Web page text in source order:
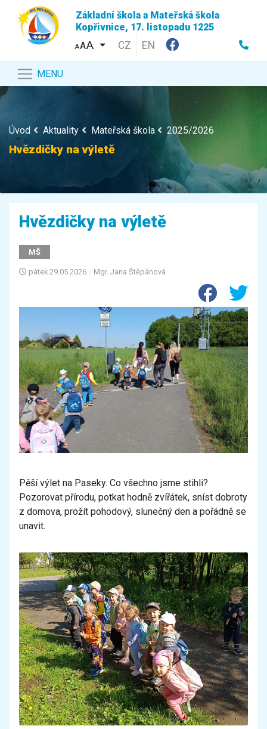
Základní škola a Mateřská škola
Kopřivnice, 17. listopadu 1225
AA CZ EN
MENU
Úvod Aktuality Mateřská škola 2025/2026
Hvězdičky na výletě
Hvězdičky na výletě
MŠ
pátek 29.05.2026 | Mgr. Jana Štěpánová
Pěší výlet na Paseky. Co všechno jsme stihli?
Pozorovat přírodu, potkat hodně zvířátek, sníst dobroty
z domova, prožít pohodový, slunečný den a pořádně se
unavit.